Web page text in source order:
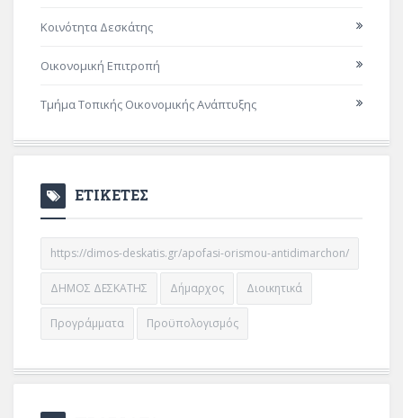
Κοινότητα Δεσκάτης
Οικονομική Επιτροπή
Τμήμα Τοπικής Οικονομικής Ανάπτυξης
ΕΤΙΚΕΤΕΣ
https://dimos-deskatis.gr/apofasi-orismou-antidimarchon/
ΔΗΜΟΣ ΔΕΣΚΑΤΗΣ Δήμαρχος Διοικητικά
Προγράμματα Προϋπολογισμός